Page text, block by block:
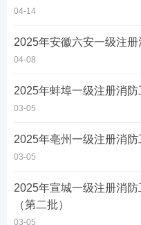
04-14
2025年安徽六安一级注
04-08
2025年蚌埠一级注册消防
03-05
2025年亳州一级注册消防
03-05
2025年宣城一级注册消
（第二批）
03-05